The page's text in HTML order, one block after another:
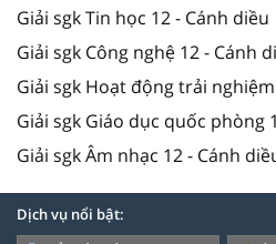
Giải sgk Tin học 12 - Cánh diều
Giải sgk Công nghệ 12 - Cánh
Giải sgk Hoạt động trải
Giải sgk Giáo dục quốc phòng
Giải sgk Âm nhạc 12 - Cánh
Dịch vụ nổi bật: